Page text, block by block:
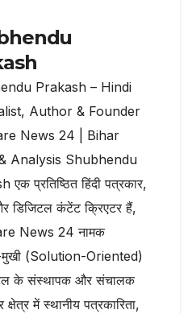
Prakash – Hindi
Author & Founder
News 24 | Bihar
Analysis Shubhendu
एक प्रतिष्ठित हिंदी पत्रकार,
डिजिटल कंटेंट क्रिएटर हैं,
News 24 नामक
मुखी (Solution-Oriented)
के संस्थापक और संचालक
क्षेत्र में स्थानीय पत्रकारिता,